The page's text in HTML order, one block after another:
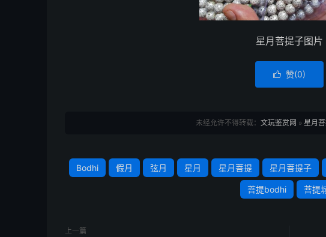
星月菩提子图片
 赞(0)
未经允许不得转载： 文玩鉴赏网 » 星月
Bodhi 假月 弦月 星月 星月菩提 星月菩提子
菩提bodhi 菩提
上一篇